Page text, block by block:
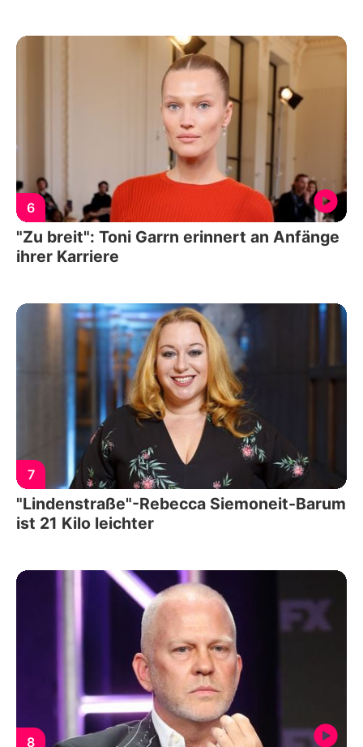
6
"Zu breit": Toni Garrn erinnert an Anfänge
ihrer Karriere
7
"Lindenstraße"-Rebecca Siemoneit-Barum
ist 21 Kilo leichter
8